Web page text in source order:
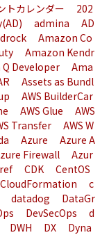
トカレンダー
202
admina
AD
Amazon Co
Amazon Kendr
Developer
Ama
Assets as Bundl
AWS BuilderCar
AWS Glue
AWS
Transfer
AWS W
Azure
Azure A
Firewall
Azur
CDK
CentOS
CloudFormation
c
datadog
DataGr
DevSecOps
d
DWH DX
Dyna